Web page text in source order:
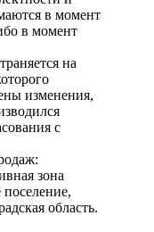
в момент
в момент
на
изменения,
с
зона
область.